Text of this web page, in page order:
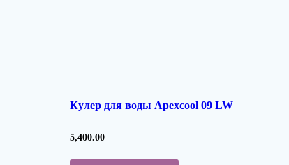
Кулер для воды Apexcool 09 LW
5,400.00